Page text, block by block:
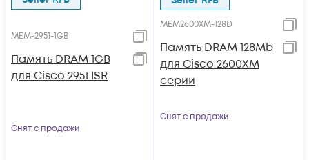
MEM-2951-1GB
Память DRAM 1GB
для Cisco 2951 ISR
Снят с продажи
MEM2600XM-128D
Память DRAM 128Mb
для Cisco 2600XM
серии
Снят с продажи